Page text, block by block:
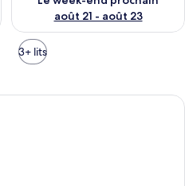
août 21 - août 23
3+ lits
Une chambre d’hôtel avec deux lits,